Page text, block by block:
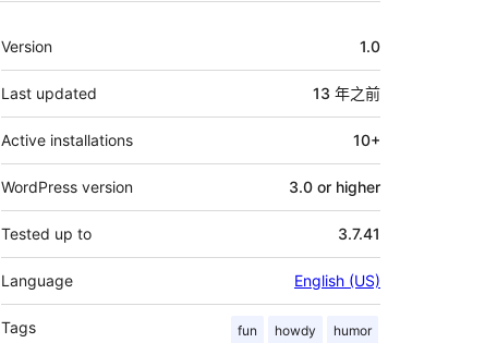
其
它
Version 1.0
Last updated 13 年之前
Active installations 10+
WordPress version 3.0 or higher
Tested up to 3.7.41
Language English (US)
Tags fun howdy humor